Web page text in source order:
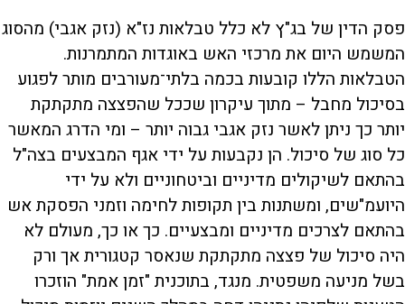
פסק הדין של בג"ץ לא כלל טבלאות נז"א (נזק אגבי) מהסוג
המשמש היום את מרכזי האש באוגדות המתמרנות.
הטבלאות הללו קובעות בכמה בלתי־מעורבים מותר לפגוע
בסיכול מחבל – מתוך עיקרון שככל שהפצצה מתקתקת
יותר כך ניתן לאשר נזק אגבי גבוה יותר – ומי הדרג המאשר
כל סוג של סיכול. הן נקבעות על ידי אגף המבצעים בצה"ל
בהתאם לשיקולים מדיניים וביטחוניים ולא על ידי
היועמ"שים, ומשתנות בין תקופות לחימה וזמני הפסקת אש
בהתאם לצרכים מדיניים ומבצעיים. כך או כך, מעולם לא
היה סיכול של פצצה מתקתקת שנאסר קטגורית אך ורק
בשל מניעה משפטית. מנגד, בתוכנית "זמן אמת" הוזכרו